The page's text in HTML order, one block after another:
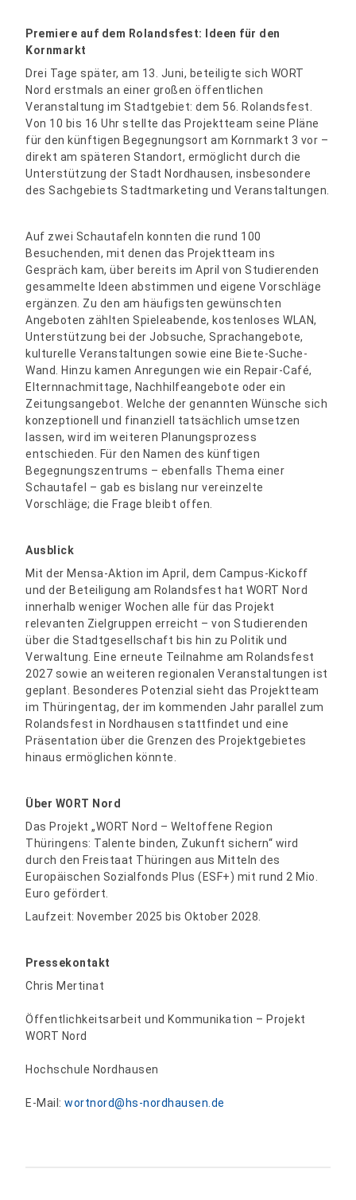
Premiere auf dem Rolandsfest: Ideen für den
Kornmarkt
Drei Tage später, am 13. Juni, beteiligte sich WORT
Nord erstmals an einer großen öffentlichen
Veranstaltung im Stadtgebiet: dem 56. Rolandsfest.
Von 10 bis 16 Uhr stellte das Projektteam seine Pläne
für den künftigen Begegnungsort am Kornmarkt 3 vor –
direkt am späteren Standort, ermöglicht durch die
Unterstützung der Stadt Nordhausen, insbesondere
des Sachgebiets Stadtmarketing und Veranstaltungen.
Auf zwei Schautafeln konnten die rund 100
Besuchenden, mit denen das Projektteam ins
Gespräch kam, über bereits im April von Studierenden
gesammelte Ideen abstimmen und eigene Vorschläge
ergänzen. Zu den am häufigsten gewünschten
Angeboten zählten Spieleabende, kostenloses WLAN,
Unterstützung bei der Jobsuche, Sprachangebote,
kulturelle Veranstaltungen sowie eine Biete-Suche-
Wand. Hinzu kamen Anregungen wie ein Repair-Café,
Elternnachmittage, Nachhilfeangebote oder ein
Zeitungsangebot. Welche der genannten Wünsche sich
konzeptionell und finanziell tatsächlich umsetzen
lassen, wird im weiteren Planungsprozess
entschieden. Für den Namen des künftigen
Begegnungszentrums – ebenfalls Thema einer
Schautafel – gab es bislang nur vereinzelte
Vorschläge; die Frage bleibt offen.
Ausblick
Mit der Mensa-Aktion im April, dem Campus-Kickoff
und der Beteiligung am Rolandsfest hat WORT Nord
innerhalb weniger Wochen alle für das Projekt
relevanten Zielgruppen erreicht – von Studierenden
über die Stadtgesellschaft bis hin zu Politik und
Verwaltung. Eine erneute Teilnahme am Rolandsfest
2027 sowie an weiteren regionalen Veranstaltungen ist
geplant. Besonderes Potenzial sieht das Projektteam
im Thüringentag, der im kommenden Jahr parallel zum
Rolandsfest in Nordhausen stattfindet und eine
Präsentation über die Grenzen des Projektgebietes
hinaus ermöglichen könnte.
Über WORT Nord
Das Projekt „WORT Nord – Weltoffene Region
Thüringens: Talente binden, Zukunft sichern“ wird
durch den Freistaat Thüringen aus Mitteln des
Europäischen Sozialfonds Plus (ESF+) mit rund 2 Mio.
Euro gefördert.
Laufzeit: November 2025 bis Oktober 2028.
Pressekontakt
Chris Mertinat
Öffentlichkeitsarbeit und Kommunikation – Projekt
WORT Nord
Hochschule Nordhausen
E-Mail:wortnord@hs-nordhausen.de